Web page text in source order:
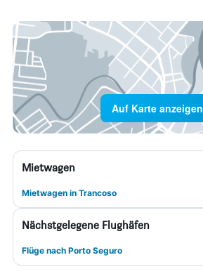
Auf Karte anzeigen
Mietwagen
Mietwagen in Trancoso
Nächstgelegene Flughäfen
Flüge nach Porto Seguro